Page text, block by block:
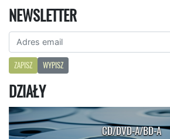
NEWSLETTER
ZAPISZ WYPISZ
DZIAŁY
CD/DVD-A/BD-A